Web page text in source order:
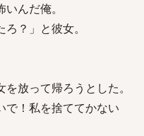
んだ俺。
？」と彼女。
放って帰ろうとした。
で！私を捨ててかない